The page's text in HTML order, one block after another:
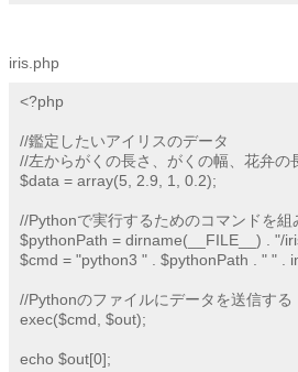
iris.php
<?php
//鑑定したいアイリスのデータ
//左からがくの長さ、がくの幅、花弁の
$data = array(5, 2.9, 1, 0.2);
//Pythonで実行するためのコマンドを組
$pythonPath = dirname(__FILE__) . "/
$cmd = "python3 " . $pythonPath . " " .
//Pythonのファイルにデータを送信する
exec($cmd, $out);
echo $out[0];